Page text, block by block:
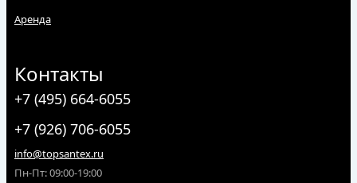
Аренда
Контакты
+7 (495) 664-6055
+7 (926) 706-6055
info@topsantex.ru
Пн-Пт: 09:00-19:00